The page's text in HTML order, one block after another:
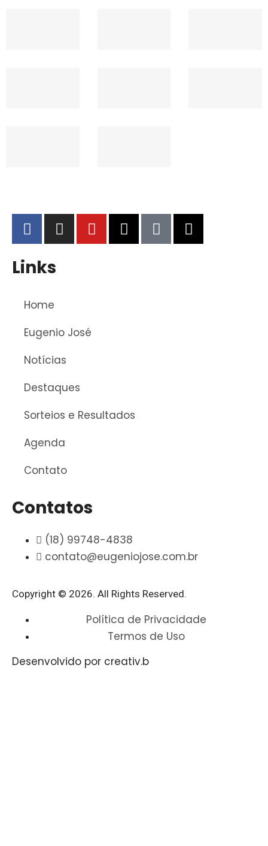
Links
Home
Eugenio José
Notícias
Destaques
Sorteios e Resultados
Agenda
Contato
Contatos
(18) 99748-4838
contato@eugeniojose.com.br
Copyright © 2026. All Rights Reserved.​
Política de Privacidade
Termos de Uso
Desenvolvido por creativ.b​​